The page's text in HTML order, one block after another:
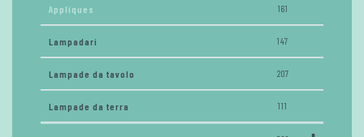
Appliques 161
Lampadari 147
Lampade da tavolo 207
Lampade da terra 111